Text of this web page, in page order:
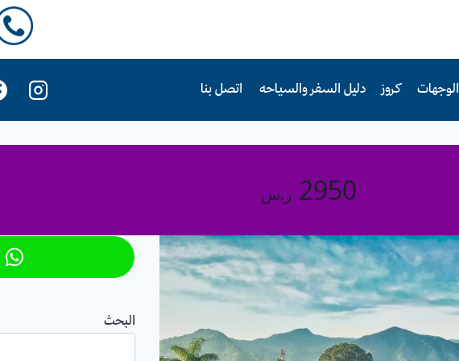
الوجهات كروز دليل السفر والسياحه اتصل بنا
2950 ر.س
البحث